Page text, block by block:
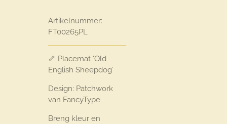
Artikelnummer:
FT00265PL
🦴 Placemat ‘Old
English Sheepdog’
Design: Patchwork
van FancyType
Breng kleur en